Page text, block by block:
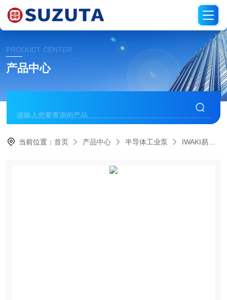
PRODUCT CENTER
产品中心
当前位置：首页 产品中心 半导体工业泵 IWAKI易威奇